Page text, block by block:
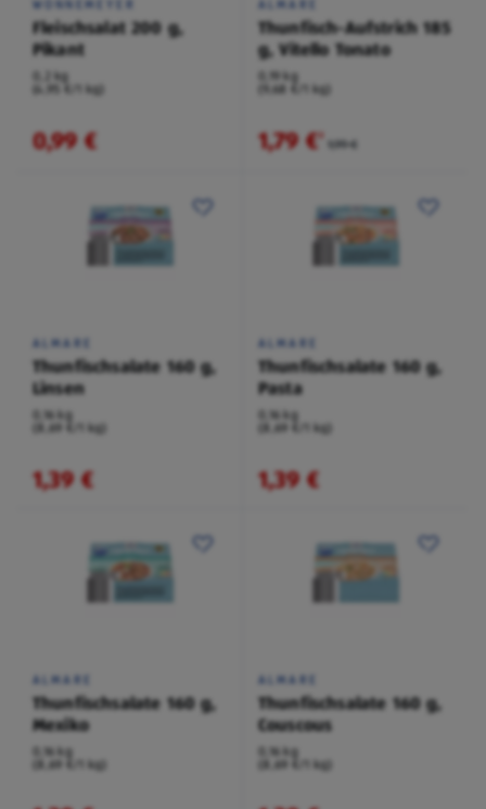
WONNEMEYER
Fleischsalat 200 g,
Pikant
0,2 kg
(4,95 €/1 kg)
0,99 €
ALMARE
Thunfisch-Aufstrich 185
g, Vitello Tonato
0,19 kg
(9,68 €/1 kg)
1,79 €² 1,99 €
ALMARE
Thunfischsalate 160 g,
Linsen
0,16 kg
(8,69 €/1 kg)
1,39 €
ALMARE
Thunfischsalate 160 g,
Pasta
0,16 kg
(8,69 €/1 kg)
1,39 €
ALMARE
Thunfischsalate 160 g,
Mexiko
0,16 kg
(8,69 €/1 kg)
ALMARE
Thunfischsalate 160 g,
Couscous
0,16 kg
(8,69 €/1 kg)